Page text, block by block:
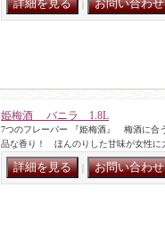
姫梅酒 バニラ 1.8L
7つのフレーバー 『姫梅酒』 梅酒に合
品な香り！ ほんのりした甘味が女性に